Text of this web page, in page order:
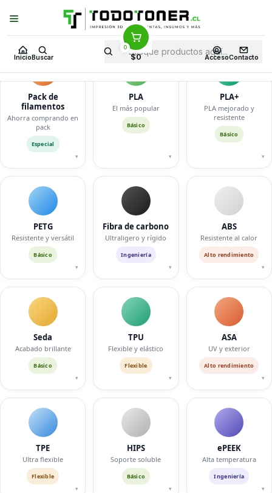
FILAMENTOS DISPONIBLES EN TODOTONER.CL — HAZ CLIC PARA VER
Pack de
filamentos
Ahorra comprando en
pack
Especial
▾
PLA
El más popular
Básico
▾
PLA+
PLA mejorado y
resistente
Básico
▾
PETG
Resistente y versátil
Básico
▾
Fibra de carbono
Ultraligero y rígido
Ingeniería
▾
ABS
Resistente al calor
Alto rendimiento
▾
Seda
Acabado brillante
Básico
▾
TPU
Flexible y elástico
Flexible
▾
ASA
UV y exterior
Alto rendimiento
▾
TPE
Ultra flexible
Flexible
▾
HIPS
Soporte soluble
Básico
▾
ePEEK
Alta temperatura
Ingeniería
▾
Inicio Buscar
0
$0 AccesoContacto